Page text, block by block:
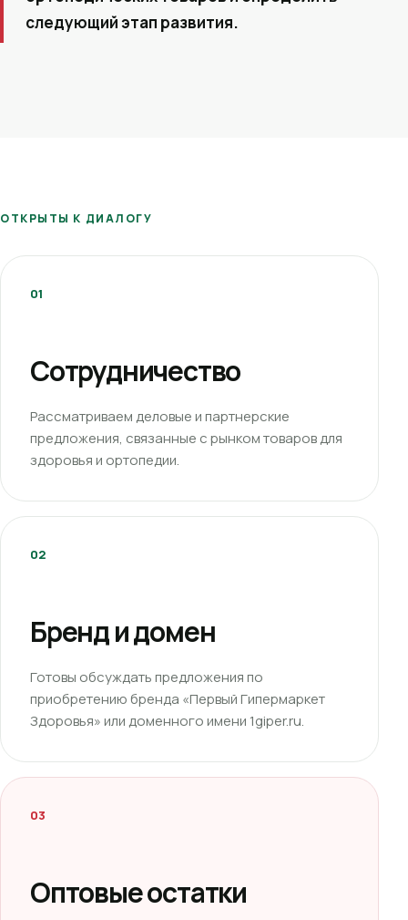
следующий этап развития.
ОТКРЫТЫ К ДИАЛОГУ
01
Сотрудничество
Рассматриваем деловые и партнерские
предложения, связанные с рынком товаров для
здоровья и ортопедии.
02
Бренд и домен
Готовы обсуждать предложения по
приобретению бренда «Первый Гипермаркет
Здоровья» или доменного имени 1giper.ru.
03
Оптовые остатки